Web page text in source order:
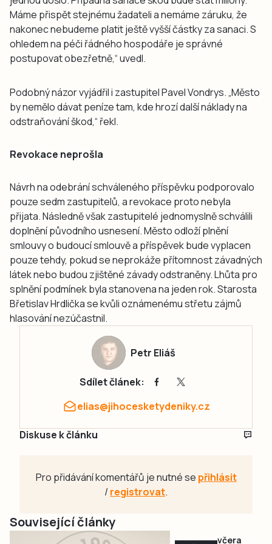
Máme přispět stejnému žadateli a nemáme záruku, že
nakonec nebudeme platit ještě vyšší částky za sanaci. S
ohledem na péči řádného hospodáře je správné
postupovat obezřetně,“ uvedl.
Podobný názor vyjádřil i zastupitel Pavel Vondrys. „Město
by nemělo dávat peníze tam, kde hrozí další náklady na
odstraňování škod,“ řekl.
Revokace neprošla
Návrh na odebrání schváleného příspěvku podporovalo
pouze sedm zastupitelů, a revokace proto nebyla
přijata. Následně však zastupitelé jednomyslně schválili
doplnění původního usnesení. Město odloží plnění
smlouvy o budoucí smlouvě a příspěvek bude vyplacen
pouze tehdy, pokud se neprokáže přítomnost závadných
látek nebo budou zjištěné závady odstraněny. Lhůta pro
splnění podmínek byla stanovena na jeden rok. Starosta
Břetislav Hrdlička se kvůli oznámenému střetu zájmů
hlasování nezúčastnil.
Petr Eliáš
Sdílet článek:
elias@jihocesketydeniky.cz
Diskuse k článku
Pro přidávání komentářů je nutné se přihlásit
/registrovat.
Související články
včera